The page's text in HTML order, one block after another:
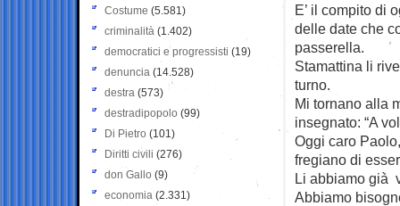
E’ il compito di
delle date che
passerella.
Stamattina li
turno.
Mi tornano alla
insegnato: “A
Oggi caro
fregiano di
Li abbiamo già
Abbiamo
Costume (5.581)
criminalità (1.402)
democratici e progressisti (19)
denuncia (14.528)
destra (573)
destradipopolo (99)
Di Pietro (101)
Diritti civili (276)
don Gallo (9)
economia (2.331)